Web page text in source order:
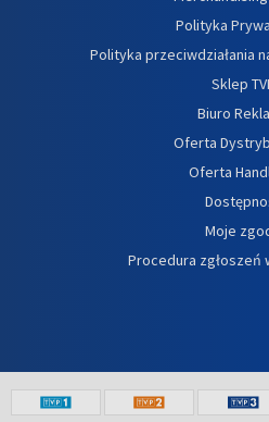
Polityka
Polityka przeciwdziałania
Sklep
Biuro
Oferta
Oferta
Moje
Procedura zgłoszeń